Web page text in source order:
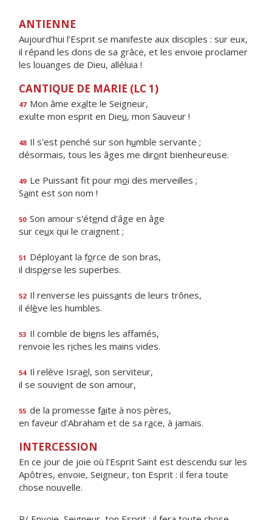
ANTIENNE
Aujourd’hui l’Esprit se manifeste aux disciples : sur eux,
il répand les dons de sa grâce, et les envoie proclamer
les louanges de Dieu, alléluia !
CANTIQUE DE MARIE (LC 1)
47 Mon âme exalte le Seigneur,
exulte mon esprit en Dieu, mon Sauveur !
48 Il s'est penché sur son humble servante ;
désormais, tous les âges me diront bienheureuse.
49 Le Puissant fit pour moi des merveilles ;
Saint est son nom !
50 Son amour s'étend d'âge en âge
sur ceux qui le craignent ;
51 Déployant la force de son bras,
il disperse les superbes.
52 Il renverse les puissants de leurs trônes,
il élève les humbles.
53 Il comble de biens les affamés,
renvoie les riches les mains vides.
54 Il relève Israël, son serviteur,
il se souvient de son amour,
55 de la promesse faite à nos pères,
en faveur d'Abraham et de sa race, à jamais.
INTERCESSION
En ce jour de joie où l’Esprit Saint est descendu sur les
Apôtres, envoie, Seigneur, ton Esprit : il fera toute
chose nouvelle.